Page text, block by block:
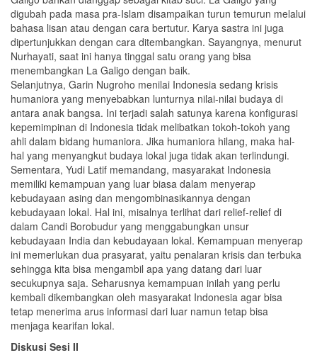
digubah pada masa pra-Islam disampaikan turun temurun melalui
bahasa lisan atau dengan cara bertutur. Karya sastra ini juga
dipertunjukkan dengan cara ditembangkan. Sayangnya, menurut
Nurhayati, saat ini hanya tinggal satu orang yang bisa
menembangkan La Galigo dengan baik.
Selanjutnya, Garin Nugroho menilai Indonesia sedang krisis
humaniora yang menyebabkan lunturnya nilai-nilai budaya di
antara anak bangsa. Ini terjadi salah satunya karena konfigurasi
kepemimpinan di Indonesia tidak melibatkan tokoh-tokoh yang
ahli dalam bidang humaniora. Jika humaniora hilang, maka hal-
hal yang menyangkut budaya lokal juga tidak akan terlindungi.
Sementara, Yudi Latif memandang, masyarakat Indonesia
memiliki kemampuan yang luar biasa dalam menyerap
kebudayaan asing dan mengombinasikannya dengan
kebudayaan lokal. Hal ini, misalnya terlihat dari relief-relief di
dalam Candi Borobudur yang menggabungkan unsur
kebudayaan India dan kebudayaan lokal. Kemampuan menyerap
ini memerlukan dua prasyarat, yaitu penalaran krisis dan terbuka
sehingga kita bisa mengambil apa yang datang dari luar
secukupnya saja. Seharusnya kemampuan inilah yang perlu
kembali dikembangkan oleh masyarakat Indonesia agar bisa
tetap menerima arus informasi dari luar namun tetap bisa
menjaga kearifan lokal.
Diskusi Sesi II